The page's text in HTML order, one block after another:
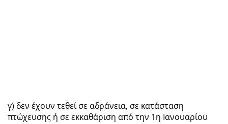
γ) δεν έχουν τεθεί σε αδράνεια, σε κατάσταση
πτώχευσης ή σε εκκαθάριση από την 1η Ιανουαρίου